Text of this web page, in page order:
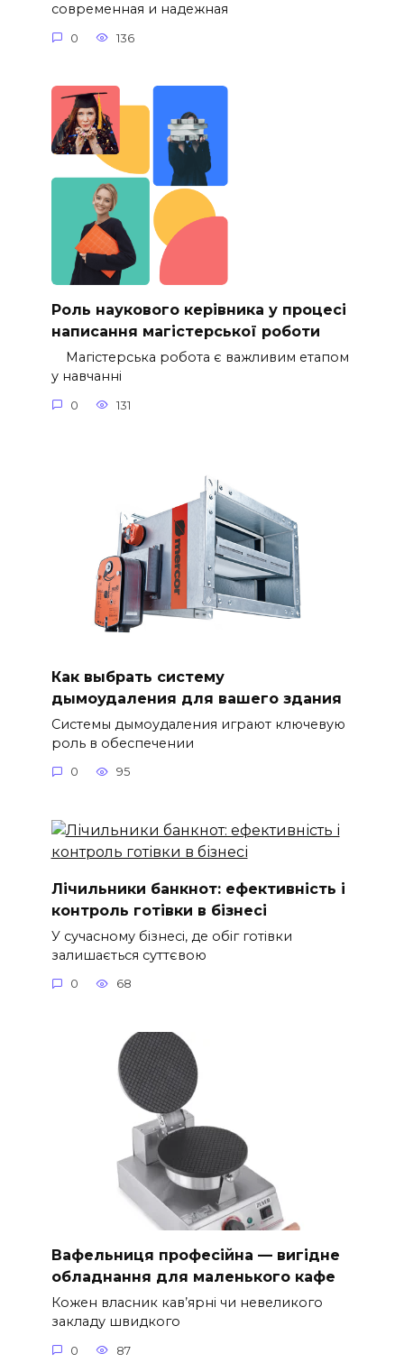
современная и надежная
0 136
Роль наукового керівника у процесі
написання магістерської роботи
Магістерська робота є важливим етапом
у навчанні
0 131
Как выбрать систему
дымоудаления для вашего здания
Системы дымоудаления играют ключевую
роль в обеспечении
0 95
Лічильники банкнот: ефективність і
контроль готівки в бізнесі
У сучасному бізнесі, де обіг готівки
залишається суттєвою
0 68
Вафельниця професійна — вигідне
обладнання для маленького кафе
Кожен власник кав’ярні чи невеликого
закладу швидкого
0 87